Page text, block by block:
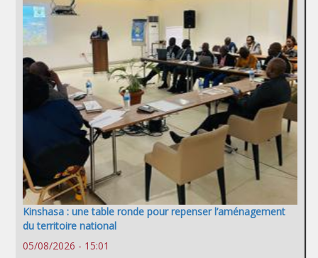
Kinshasa : une table ronde pour repenser l’aménagement
du territoire national
05/08/2026 - 15:01